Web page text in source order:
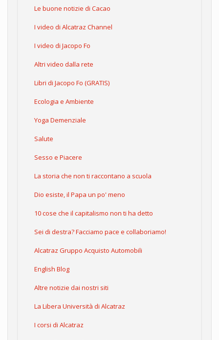
Le buone notizie di Cacao
I video di Alcatraz Channel
I video di Jacopo Fo
Altri video dalla rete
Libri di Jacopo Fo (GRATIS)
Ecologia e Ambiente
Yoga Demenziale
Salute
Sesso e Piacere
La storia che non ti raccontano a scuola
Dio esiste, il Papa un po' meno
10 cose che il capitalismo non ti ha detto
Sei di destra? Facciamo pace e collaboriamo!
Alcatraz Gruppo Acquisto Automobili
English Blog
Altre notizie dai nostri siti
La Libera Università di Alcatraz
I corsi di Alcatraz